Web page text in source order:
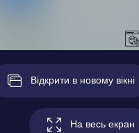
Відкрити в новому вікні
На весь екран